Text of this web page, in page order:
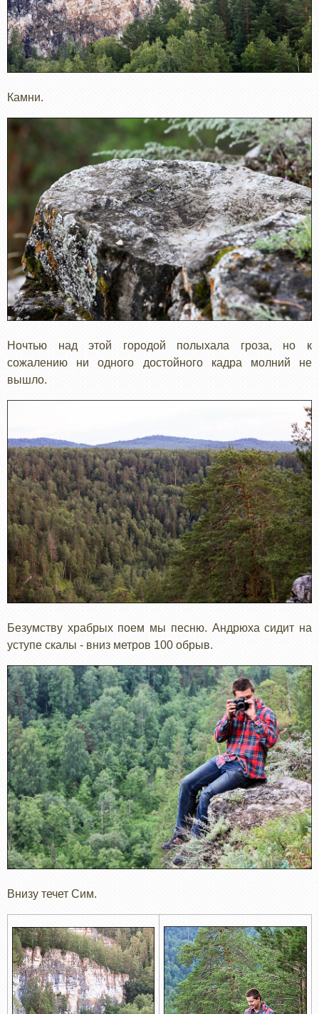
Камни.
Ночтью над этой городой полыхала гроза, но к
сожалению ни одного достойного кадра молний не
вышло.
Безумству храбрых поем мы песню. Андрюха сидит на
уступе скалы - вниз метров 100 обрыв.
Внизу течет Сим.